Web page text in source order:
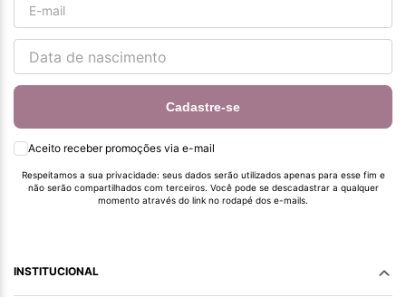
Cadastre-se
Aceito receber promoções via e-mail
Respeitamos a sua privacidade: seus dados serão utilizados apenas para esse fim e
não serão compartilhados com terceiros. Você pode se descadastrar a qualquer
momento através do link no rodapé dos e-mails.
INSTITUCIONAL